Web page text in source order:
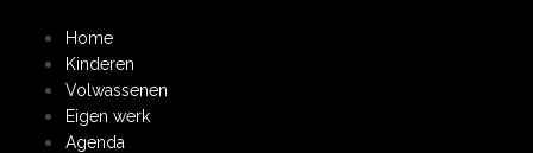
inhoud
Home
Kinderen
Volwassenen
Eigen werk
Agenda